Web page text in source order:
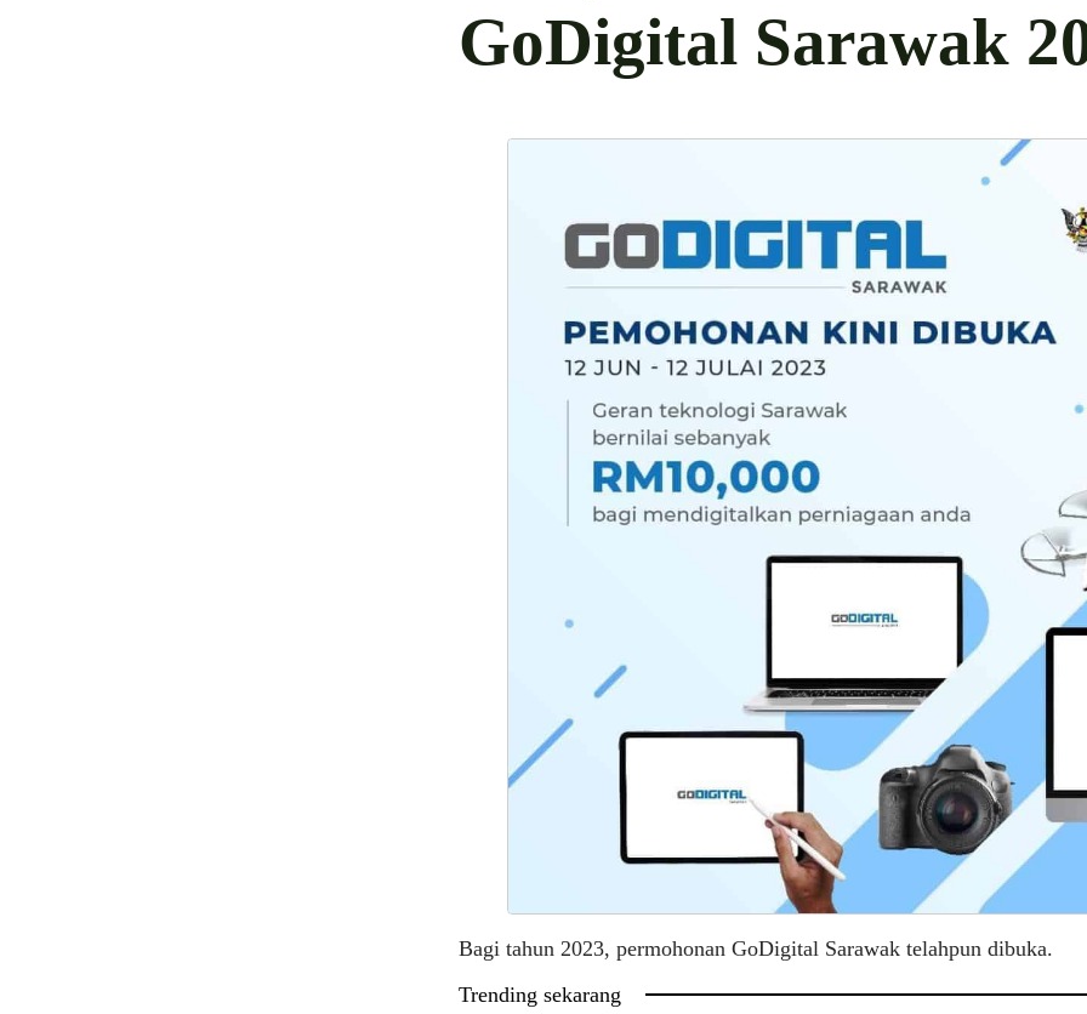
GoDigital Sarawak
Bagi tahun 2023, permohonan GoDigital Sarawak telahpun dibuka.
Trending sekarang